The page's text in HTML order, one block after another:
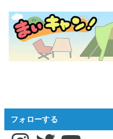
フォローする
InstagramTwitter YouTube